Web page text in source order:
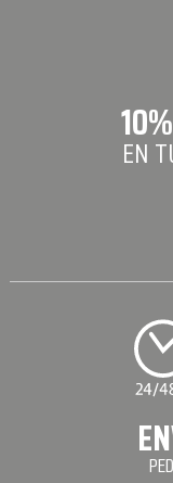
EN